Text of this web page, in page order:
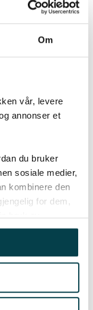
Om
vår, levere
annonser et
du bruker
sosiale medier,
kombinere den
for dem,
bruk av
flåter
og gir
er ute på
lokala på
vi for liten